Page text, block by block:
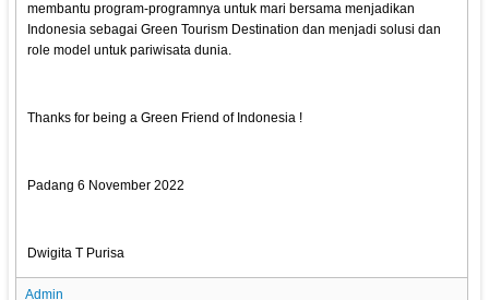
membantu program-programnya untuk mari bersama menjadikan
Indonesia sebagai Green Tourism Destination dan menjadi solusi dan
role model untuk pariwisata dunia.
Thanks for being a Green Friend of Indonesia !
Padang 6 November 2022
Dwigita T Purisa
Admin